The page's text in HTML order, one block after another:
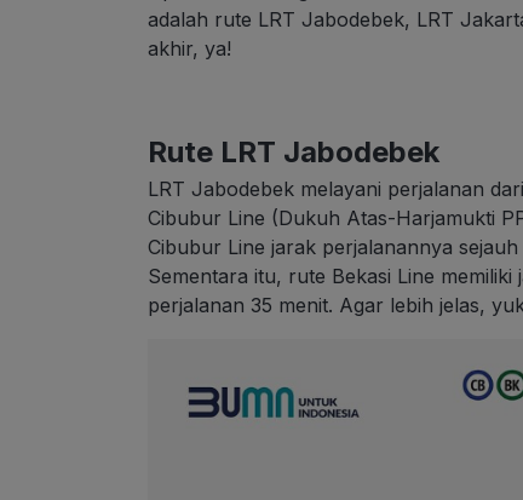
adalah rute LRT Jabodebek, LRT
akhir, ya!
Rute LRT Jabodebek
LRT Jabodebek melayani perjalanan
Cibubur Line (Dukuh Atas-Harjamukti
Cibubur Line jarak perjalanannya
Sementara itu, rute Bekasi Line
perjalanan 35 menit. Agar lebih jelas,